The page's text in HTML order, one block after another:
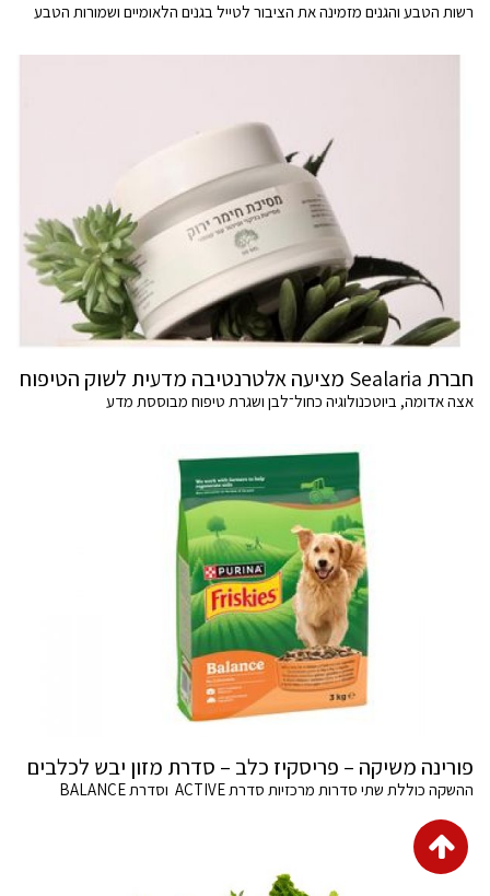
רשות הטבע והגנים מזמינה את הציבור לטייל בגנים הלאומיים ושמורות הטבע
חברת Sealaria מציעה אלטרנטיבה מדעית לשוק הטיפוח
אצה אדומה, ביוטכנולוגיה כחול־לבן ושגרת טיפוח מבוססת מדע
פורינה משיקה – פריסקיז כלב – סדרת מזון יבש לכלבים
ההשקה כוללת שתי סדרות מרכזיות סדרת ACTIVE וסדרת BALANCE
גלילה
לראש